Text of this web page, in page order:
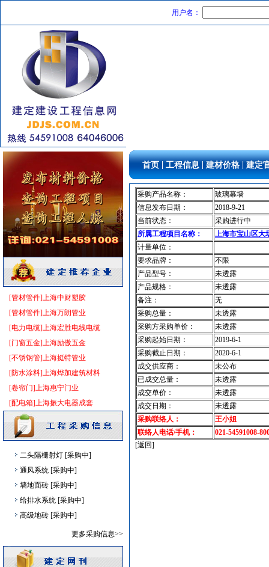
用户名：
[管材管件]上海中财塑胶
[管材管件]上海万朗管业
[电力电缆]上海宏胜电线电缆
[门窗五金]上海励傲五金
[不锈钢管]上海挺特管业
[防水涂料]上海烨加建筑材料
[卷帘门]上海惠宁门业
[配电箱]上海振大电器成套
光源灯具 [采购中]
通风设备
[采购中]
陶瓷制品 [采购中]
阀门组件室外排水等
[采购中]
灯具 [采购中]
景观绿化 [采购中]
卫生洁具 [采购中]
日光灯 [采购中]
其他 [采购中]
消火栓系统 [采购中]
玻璃幕墙 [采购中]
卫浴洁具
[采购中]
仪器仪表 [采购中]
阀门组件室外排水等 [采购中]
灯盘 [采购中]
高压电器 [采购中]
管材管件 [采购中]
陶瓷制品 [采购中]
电缆电线 [采购中]
胡桃木 [采购中]
给排水系统 [采购中]
外墙装饰 [采购中]
空调设备 [采购中]
滤毒式排风 [采购中]
吸顶灯 [采购中]
线槽线管 [采购中]
二头隔栅射灯
二头隔栅射灯 [采购中]
通风系统 [采购中]
墙地面砖 [采购中]
给排水系统 [采购中]
高级地砖 [采购中]
防排烟通风系统 [采购中]
更多采购信息>>
首页 工程信息 建材价格 建定
采购产品名称：
玻璃幕墙
信息发布日期：
2018-9-21
当前状态：
采购进行中
所属工程项目名称：
上海市宝山区大
计量单位：
要求品牌：
不限
产品型号：
未透露
产品规格：
未透露
备注：
无
采购总量：
未透露
采购方采购单价：
未透露
采购起始日期：
2019-6-1
采购截止日期：
2020-6-1
成交供应商：
未公布
已成交总量：
未透露
成交单价：
未透露
成交日期：
未透露
采购联络人：
王小姐
联络人电话/手机：
021-54591008-
[返回]